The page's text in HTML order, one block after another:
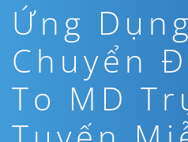
Ứng Dụng
Chuyển
To MD